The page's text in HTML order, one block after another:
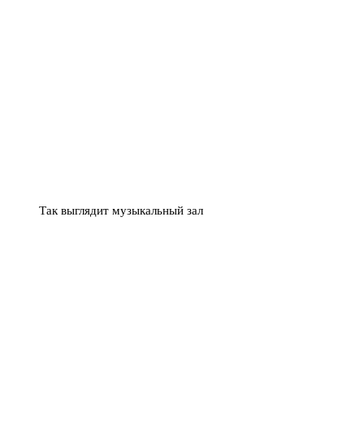
Так выглядит музыкальный зал